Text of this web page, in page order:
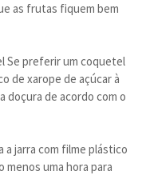
as frutas fiquem bem
Se preferir um coquetel
de xarope de açúcar à
doçura de acordo com o
a jarra com filme plástico
menos uma hora para